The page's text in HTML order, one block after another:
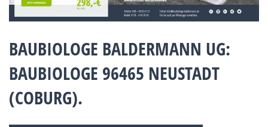
BAUBIOLOGE BALDERMANN UG:
BAUBIOLOGE 96465 NEUSTADT
(COBURG).